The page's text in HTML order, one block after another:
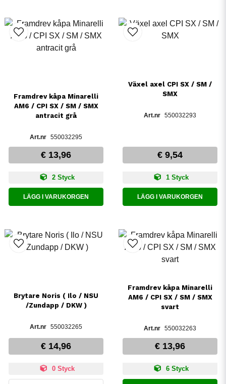
Framdrev kåpa Minarelli
AM6 / CPI SX / SM / SMX
antracit grå
550032295
€ 13,96
2 Styck
LÄGG I VARUKORGEN
Växel axel CPI SX / SM /
SMX
550032293
€ 9,54
1 Styck
LÄGG I VARUKORGEN
Brytare Noris ( Ilo / NSU
/Zundapp / DKW )
550032265
€ 14,96
0 Styck
Framdrev kåpa Minarelli
AM6 / CPI SX / SM / SMX
svart
550032263
€ 13,96
6 Styck